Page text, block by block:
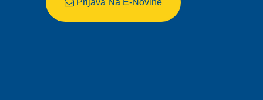
Prijava Na E-Novine